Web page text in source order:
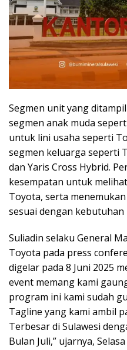
Segmen unit yang
segmen anak muda
untuk lini usaha seperti
segmen keluarga seperti
dan Yaris Cross Hybrid.
kesempatan untuk
Toyota, serta
sesuai dengan
Suliadin selaku General
Toyota pada press
digelar pada 8 Juni 2025
event memang kami
program ini kami sudah
Tagline yang kami ambil
Terbesar di Sulawesi
Bulan Juli,” ujarnya,